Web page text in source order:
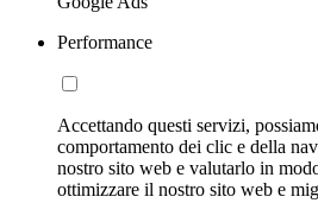
Performance
Accettando questi servizi,
comportamento dei clic e della
nostro sito web e valutarlo in
ottimizzare il nostro sito web e